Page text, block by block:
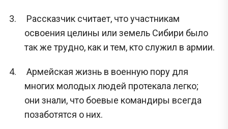
Рассказчик считает, что участникам
освоения целины или земель Сибири было
так же трудно, как и тем, кто служил в армии.
Армейская жизнь в военную пору для
многих молодых людей протекала легко;
они знали, что боевые командиры всегда
позаботятся о них.